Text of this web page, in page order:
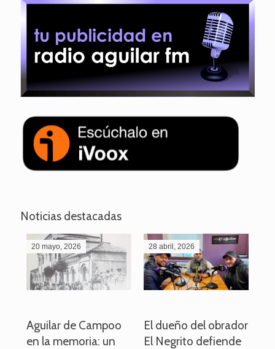
Noticias destacadas
20 mayo, 2026
Aguilar de Campoo
en la memoria: un
28 abril, 2026
El dueño del obrador
El Negrito defiende